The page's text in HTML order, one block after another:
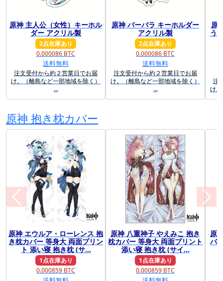
原神 主人公（女性）キーホル
ダー アクリル製
2点在庫あり
0.000086 BTC
送料無料
注文受付から約２営業日でお届
け。（離島など一部地域を除く）
...
原神 バーバラ キーホルダー
アクリル製
2点在庫あり
0.000086 BTC
送料無料
注文受付から約２営業日でお届
け。（離島など一部地域を除く）
...
原
う
注
け
前に戻る 次
原神 抱き枕カバー
原神 エウルア・ローレンス 抱
き枕カバー 等身大 両面プリン
ト 添い寝 抱き枕 (サ...
1点在庫あり
0.000859 BTC
原神 八重神子 やえみこ 抱き
枕カバー 等身大 両面プリント
添い寝 抱き枕 (サイ...
1点在庫あり
0.000859 BTC
原
バ
前に戻る 次